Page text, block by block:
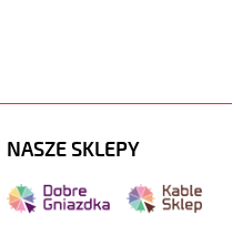
NASZE SKLEPY